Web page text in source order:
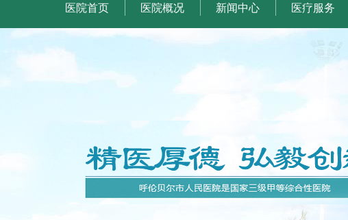
医院首页 医院概况 新闻中心 医疗服务